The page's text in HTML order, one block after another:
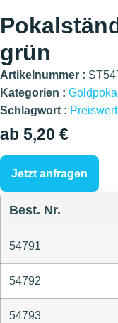
grün
Artikelnummer :
Kategorien :
Schlagwort :
ab 5,20 €
Jetzt anfragen
Best. Nr.
54791
54792
54793